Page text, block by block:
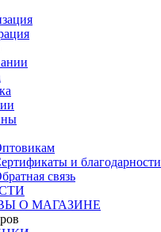
и благодарности
связь
О МАГАЗИНЕ